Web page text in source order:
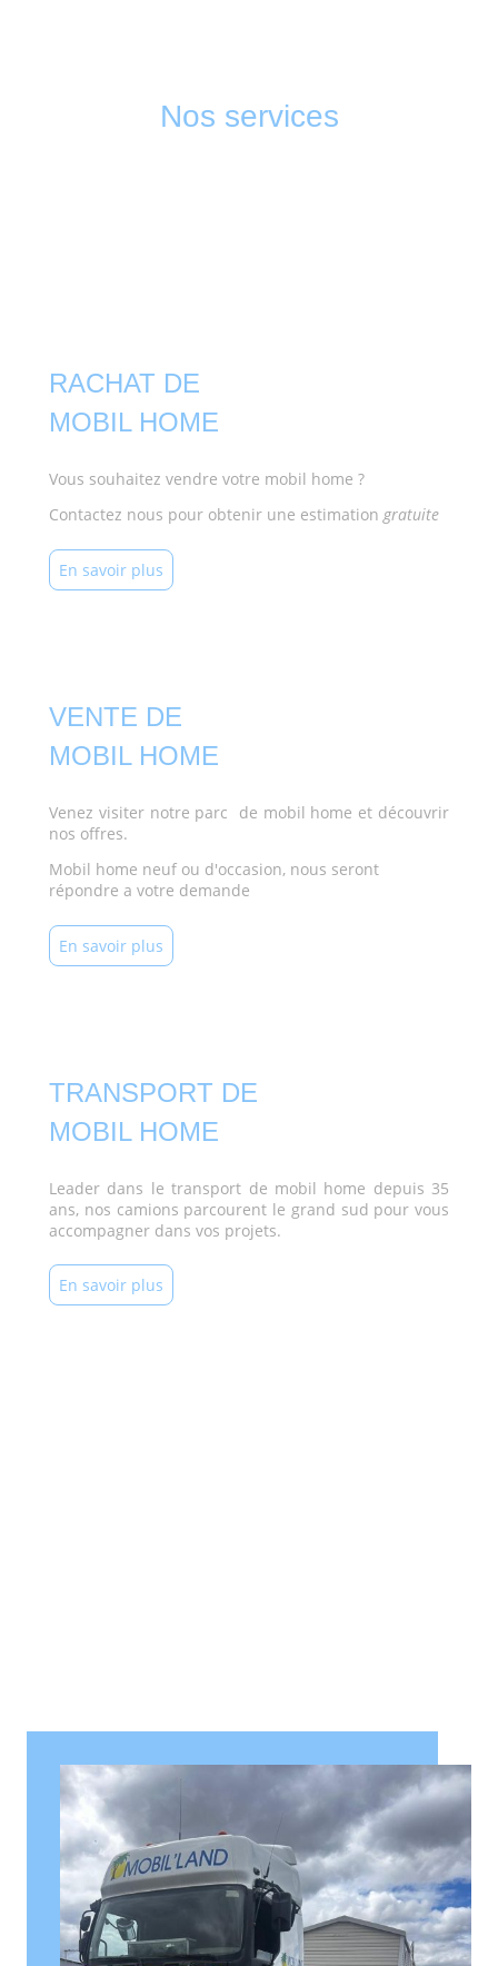
Nos services
RACHAT DE
MOBIL HOME
Vous souhaitez vendre votre mobil home ?
Contactez nous pour obtenir une estimationgratuite
En savoir plus
VENTE DE
MOBIL HOME
Venez visiter notre parc de mobil home et découvrir
nos offres.
Mobil home neuf ou d'occasion, nous seront
répondre a votre demande
En savoir plus
TRANSPORT DE
MOBIL HOME
Leader dans le transport de mobil home depuis 35
ans, nos camions parcourent le grand sud pour vous
accompagner dans vos projets.
En savoir plus